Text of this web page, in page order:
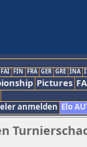
FAI FIN FRA GER GRE INA
Pictures
anmelden Elo